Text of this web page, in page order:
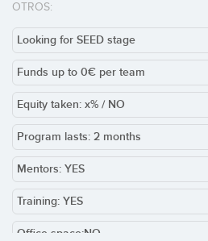
OTROS:
Looking for SEED stage
Funds up to 0€ per team
Equity taken: x% / NO
Program lasts: 2 months
Mentors: YES
Training: YES
Office space:NO